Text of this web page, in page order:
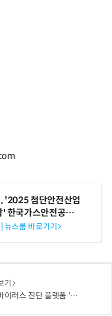
'2025 첨단안전산업
' 한국가스안전공사
수상
뉴스룸 바로가기>
기
단 플랫폼 '퓨전 어세이' 개발